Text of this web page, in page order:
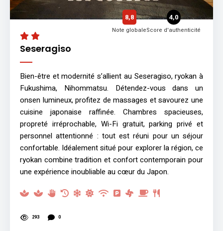
Seseragiso
8,8
Note globale
4,0
Score d'authenticité
Bien-être et modernité s’allient au Seseragiso, ryokan à
Fukushima, Nihommatsu. Détendez-vous dans un
onsen lumineux, profitez de massages et savourez une
cuisine japonaise raffinée. Chambres spacieuses,
propreté irréprochable, Wi-Fi gratuit, parking privé et
personnel attentionné : tout est réuni pour un séjour
confortable. Idéalement situé pour explorer la région, ce
ryokan combine tradition et confort contemporain pour
une expérience inoubliable au cœur du Japon.
293 0